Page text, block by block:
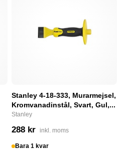
Stanley 4-18-333, Murarmejsel,
Kromvanadinstål, Svart, Gul,...
Stanley
288 kr inkl. moms
Bara 1 kvar